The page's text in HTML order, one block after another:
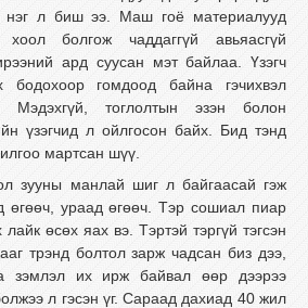
нэг л биш ээ. Маш гоё материалууд
болгож чаддаггүй авьяасгүй
ард суусан мэт байлаа. Үзэгч
бодохоор гомдоод байна гэчихвэл
тоглолтын эзэн болон
үзэгчид л ойлгосон байх. Бид тэнд
мартсан шүү.
зууны манлай шиг л байгаасай гэж
өгөөч, ураад өгөөч. Тэр сошиал пиар
өсөх яах вэ. Тэртэй тэргүй тэгсэн
трэнд болтол зарж чадсан биз дээ,
зэмлэл их ирж байвал өөр дээрээ
л гэсэн үг. Сараад дахиад 40 жил